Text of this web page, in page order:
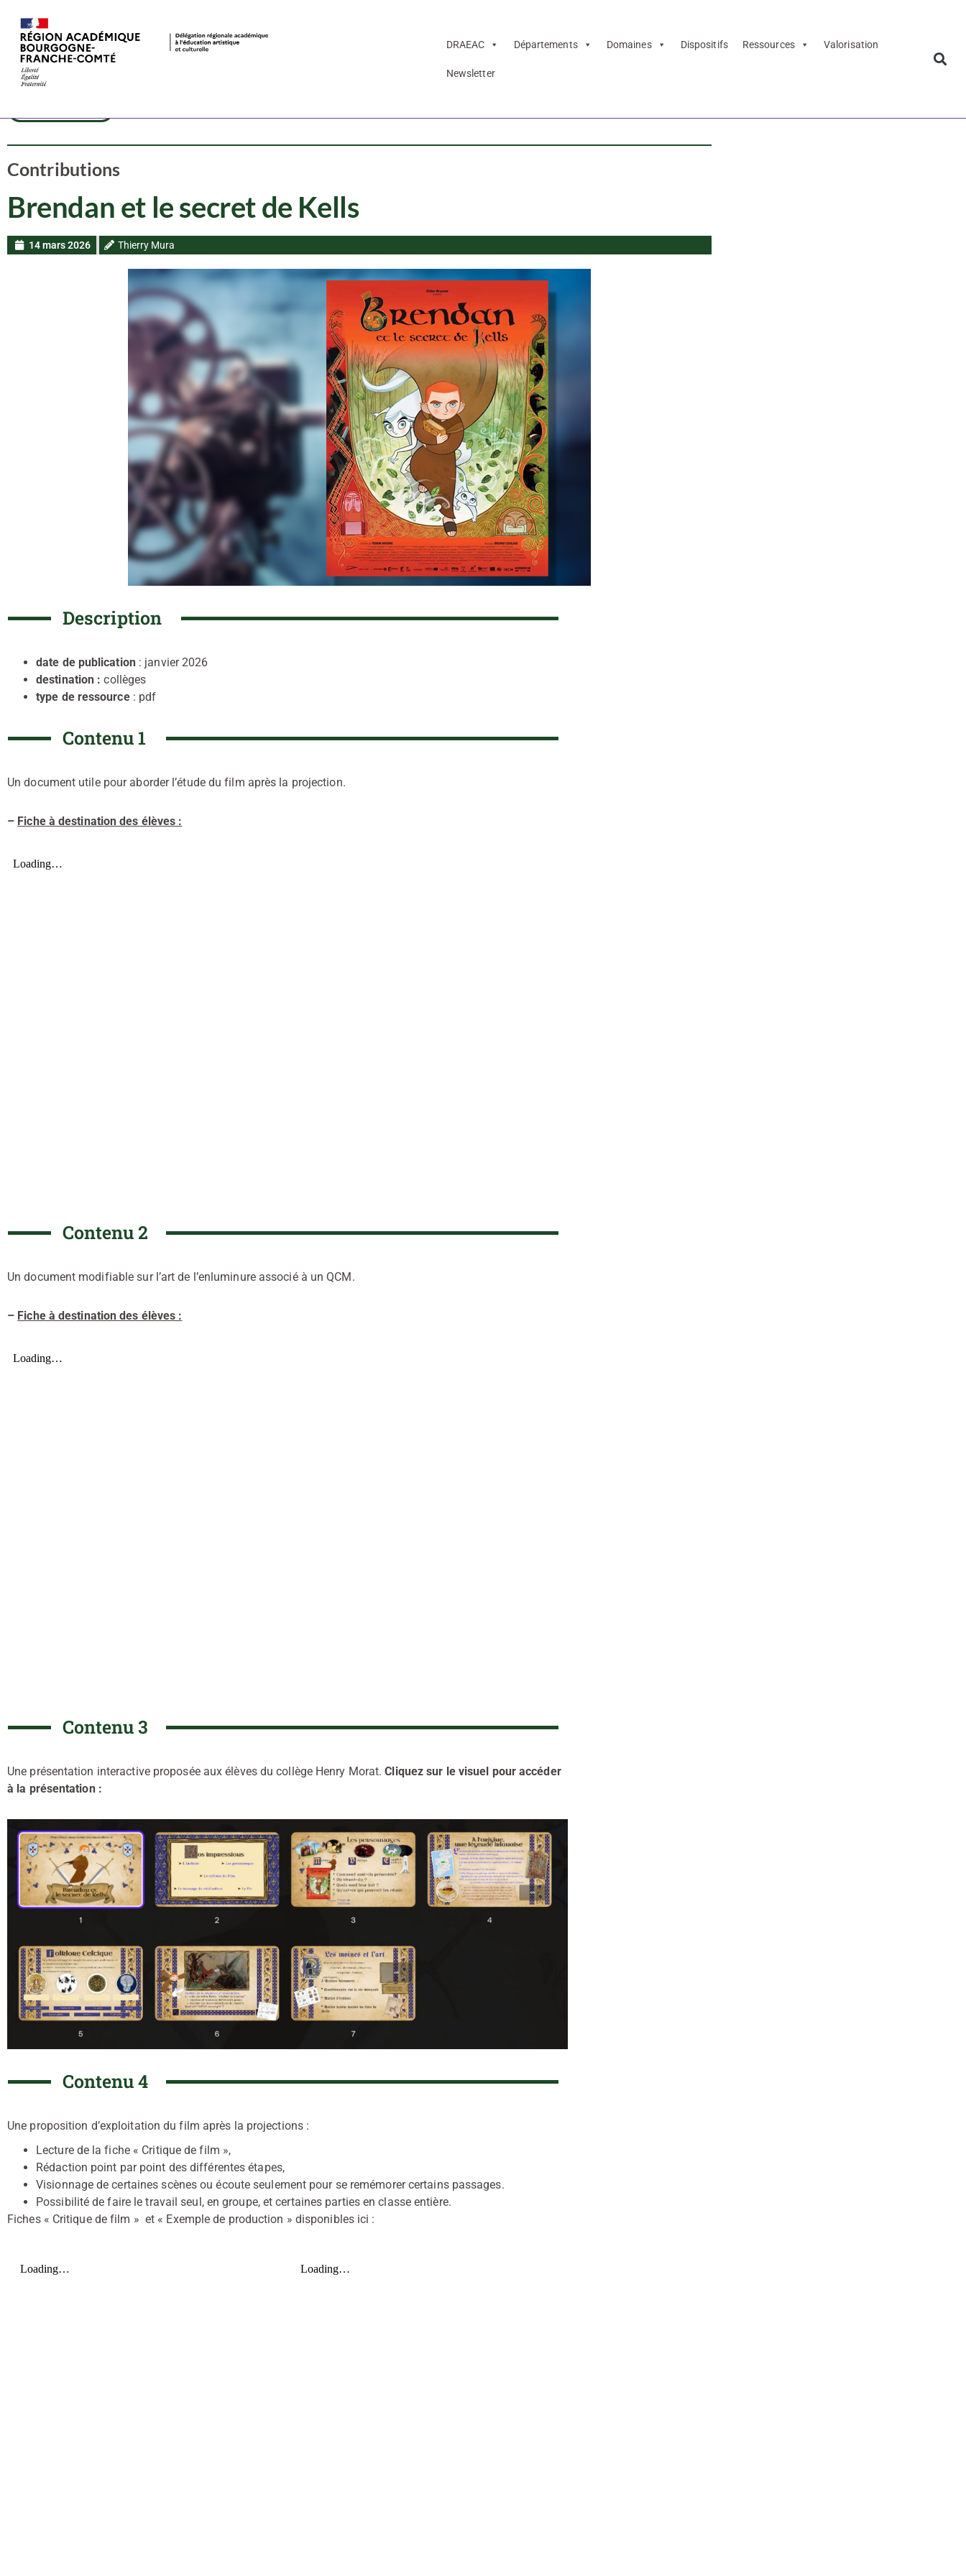
DRAEAC Départements Domaines Dispositifs Ressources Valorisation
Newsletter
Contributions
Brendan et le secret de Kells
14 mars 2026 Thierry Mura
Description
date de publication: janvier 2026
destination :collèges
type de ressource: pdf
Contenu 1
Un document utile pour aborder l’étude du film après la projection.
– Fiche à destination des élèves :
Contenu 2
Un document modifiable sur l’art de l’enluminure associé à un QCM.
– Fiche à destination des élèves :
Contenu 3
Une présentation interactive proposée aux élèves du collège Henry Morat.Cliquez sur le visuel pour accéder
à la présentation :
Contenu 4
Une proposition d’exploitation du film après la projections :
Lecture de la fiche « Critique de film »,
Rédaction point par point des différentes étapes,
Visionnage de certaines scènes ou écoute seulement pour se remémorer certains passages.
Possibilité de faire le travail seul, en groupe, et certaines parties en classe entière.
Fiches « Critique de film » et « Exemple de production » disponibles ici :